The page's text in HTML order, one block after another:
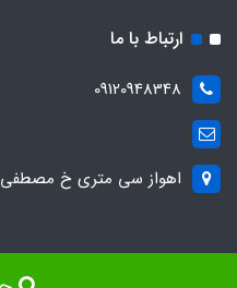
ارتباط با ما
09120948348
اهواز سی متری خ مصطفی